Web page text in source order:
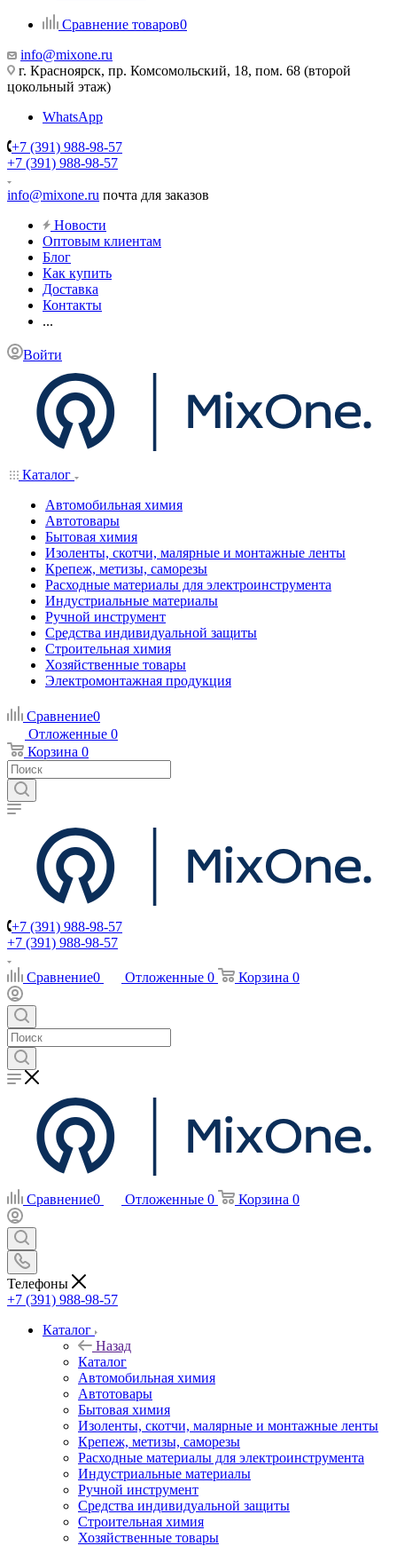
Сравнение товаров0
info@mixone.ru
г. Красноярск, пр. Комсомольский, 18, пом. 68 (второй
цокольный этаж)
WhatsApp
+7 (391) 988-98-57
+7 (391) 988-98-57
info@mixone.ru почта для заказов
Новости
Оптовым клиентам
Блог
Как купить
Доставка
Контакты
...
Войти
Каталог
Автомобильная химия
Автотовары
Бытовая химия
Изоленты, скотчи, малярные и монтажные ленты
Крепеж, метизы, саморезы
Расходные материалы для электроинструмента
Индустриальные материалы
Ручной инструмент
Средства индивидуальной защиты
Строительная химия
Хозяйственные товары
Электромонтажная продукция
Сравнение0
Отложенные 0
Корзина 0
+7 (391) 988-98-57
+7 (391) 988-98-57
Сравнение0 Отложенные 0 Корзина 0
Сравнение0 Отложенные 0 Корзина 0
Телефоны
+7 (391) 988-98-57
Каталог
Назад
Каталог
Автомобильная химия
Автотовары
Бытовая химия
Изоленты, скотчи, малярные и монтажные ленты
Крепеж, метизы, саморезы
Расходные материалы для электроинструмента
Индустриальные материалы
Ручной инструмент
Средства индивидуальной защиты
Строительная химия
Хозяйственные товары